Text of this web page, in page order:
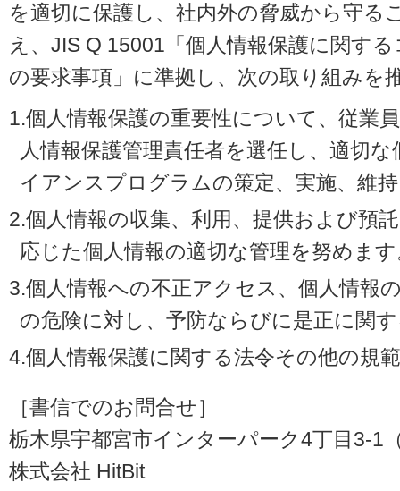
を適切に保護し、社内外の脅威から守る
え、JIS Q 15001「個人情報保護に関す
の要求事項」に準拠し、次の取り組みを
1.個人情報保護の重要性について、従業
人情報保護管理責任者を選任し、適切
イアンスプログラムの策定、実施、維
2.個人情報の収集、利用、提供および預
応じた個人情報の適切な管理を努めま
3.個人情報への不正アクセス、個人情報
の危険に対し、予防ならびに是正に関
4.個人情報保護に関する法令その他の規
［書信でのお問合せ］
栃木県宇都宮市インターパーク4丁目3-1
株式会社 HitBit